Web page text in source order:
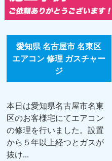
愛知県 名古屋市 名東区
エアコン 修理 ガスチャー
ジ
本日は愛知県名古屋市名東
区のお客様宅にてエアコン
の修理を行いました。設置
から５年以上経つとガスが
抜け...